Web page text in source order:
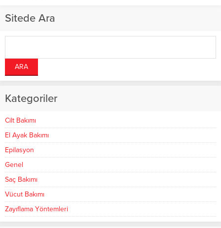
Sitede Ara
Kategoriler
Cilt Bakımı
El Ayak Bakımı
Epilasyon
Genel
Saç Bakımı
Vücut Bakımı
Zayıflama Yöntemleri
Kullanılır Simflat sindirim sistemini